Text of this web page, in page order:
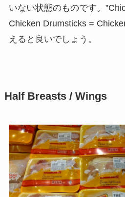
いない状態のものです。
Chicken Drumsticks =
えると良いでしょう。
Half Breasts / Wings